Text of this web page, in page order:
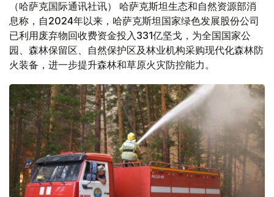
（哈萨克国际通讯社讯） 哈萨克斯坦生态和自然资源部消
息称，自2024年以来，哈萨克斯坦国家绿色发展股份公司
已利用废弃物回收费资金投入331亿坚戈，为全国国家公
园、森林保留区、自然保护区及林业机构采购现代化森林防
火装备，进一步提升森林和草原火灾防控能力。